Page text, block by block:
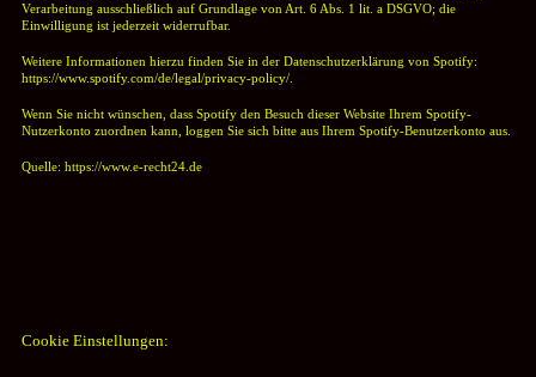
Verarbeitung ausschließlich auf Grundlage von Art. 6 Abs. 1 lit. a DSGVO; die
Einwilligung ist jederzeit widerrufbar.
Weitere Informationen hierzu finden Sie in der Datenschutzerklärung von Spotify:
https://www.spotify.com/de/legal/privacy-policy/.
Wenn Sie nicht wünschen, dass Spotify den Besuch dieser Website Ihrem Spotify-
Nutzerkonto zuordnen kann, loggen Sie sich bitte aus Ihrem Spotify-Benutzerkonto aus.
Quelle: https://www.e-recht24.de
Cookie Einstellungen: